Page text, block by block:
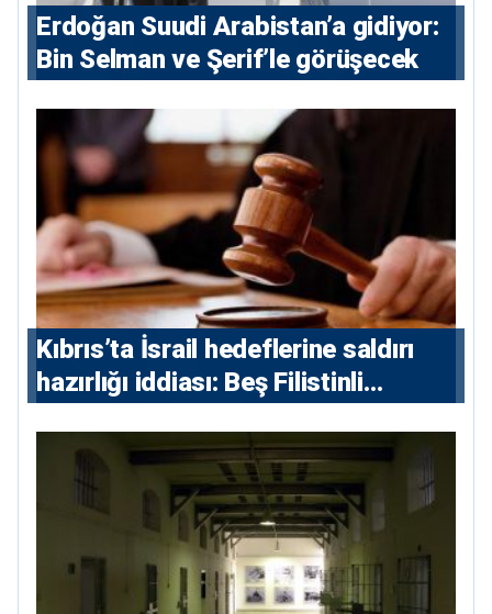
Erdoğan Suudi Arabistan’a gidiyor:
Bin Selman ve Şerif’le görüşecek
Kıbrıs’ta İsrail hedeflerine saldırı
hazırlığı iddiası: Beş Filistinli